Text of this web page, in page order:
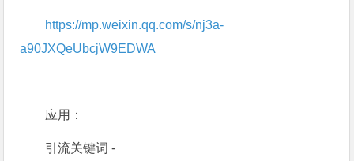
https://mp.weixin.qq.com/s/nj3a-
a90JXQeUbcjW9EDWA
应用：
引流关键词 -